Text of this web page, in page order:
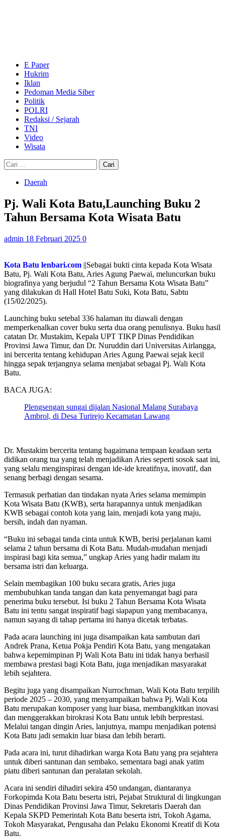
E Paper
Hukrim
Iklan
Pedoman Media Siber
Politik
POLRI
Redaksi / Sejarah
TNI
Video
Wisata
Cari
untuk:
Daerah
Pj. Wali Kota Batu,Launching Buku 2
Tahun Bersama Kota Wisata Batu
admin 18 Februari 2025 0
Kota Batu lenbari.com ||Sebagai bukti cinta kepada Kota Wisata
Batu, Pj. Wali Kota Batu, Aries Agung Paewai, meluncurkan buku
biografinya yang berjudul “2 Tahun Bersama Kota Wisata Batu”
yang dilakukan di Hall Hotel Batu Suki, Kota Batu, Sabtu
(15/02/2025).
Launching buku setebal 336 halaman itu diawali dengan
memperkenalkan cover buku serta dua orang penulisnya. Buku hasil
catatan Dr. Mustakim, Kepala UPT TIKP Dinas Pendidikan
Provinsi Jawa Timur, dan Dr. Nuruddin dari Universitas Airlangga,
ini bercerita tentang kehidupan Aries Agung Paewai sejak kecil
hingga sepak terjangnya selama menjabat sebagai Pj. Wali Kota
Batu.
BACA JUGA:
Plengsengan sungai dijalan Nasional Malang Surabaya
Ambrol, di Desa Turirejo Kecamatan Lawang
Dr. Mustakim bercerita tentang bagaimana tempaan keadaan serta
didikan orang tua yang telah menjadikan Aries seperti sosok saat ini,
yang selalu menginspirasi dengan ide-ide kreatifnya, inovatif, dan
senang berbagi dengan sesama.
Termasuk perhatian dan tindakan nyata Aries selama memimpin
Kota Wisata Batu (KWB), serta harapannya untuk menjadikan
KWB sebagai contoh kota yang lain, menjadi kota yang maju,
bersih, indah dan nyaman.
“Buku ini sebagai tanda cinta untuk KWB, berisi perjalanan kami
selama 2 tahun bersama di Kota Batu. Mudah-mudahan menjadi
inspirasi bagi kita semua,” ungkap Aries yang hadir malam itu
bersama istri dan keluarga.
Selain membagikan 100 buku secara gratis, Aries juga
membubuhkan tanda tangan dan kata penyemangat bagi para
penerima buku tersebut. Isi buku 2 Tahun Bersama Kota Wisata
Batu ini tentu sangat inspiratif bagi siapapun yang membacanya,
namun sayang di tahap pertama ini hanya dicetak terbatas.
Pada acara launching ini juga disampaikan kata sambutan dari
Andrek Prana, Ketua Pokja Pendiri Kota Batu, yang mengatakan
bahwa kepemimpinan Pj Wali Kota Batu ini tidak hanya berhasil
membawa prestasi bagi Kota Batu, juga menjadikan masyarakat
lebih sejahtera.
Begitu juga yang disampaikan Nurrochman, Wali Kota Batu terpilih
periode 2025 – 2030, yang menyampaikan bahwa Pj. Wali Kota
Batu merupakan komposer yang luar biasa, membangkitkan inovasi
dan menggerakkan birokrasi Kota Batu untuk lebih berprestasi.
Melalui tangan dingin Aries, lanjutnya, mampu menjadikan potensi
Kota Batu jadi semakin luar biasa dan lebih berarti.
Pada acara ini, turut dihadirkan warga Kota Batu yang pra sejahtera
untuk diberi santunan dan sembako, sementara bagi anak yatim
piatu diberi santunan dan peralatan sekolah.
Acara ini sendiri dihadiri sekira 450 undangan, diantaranya
Forkopimda Kota Batu beserta istri, Pejabat Struktural di lingkungan
Dinas Pendidikan Provinsi Jawa Timur, Sekretaris Daerah dan
Kepala SKPD Pemerintah Kota Batu beserta istri, Tokoh Agama,
Tokoh Masyarakat, Pengusaha dan Pelaku Ekonomi Kreatif di Kota
Batu.